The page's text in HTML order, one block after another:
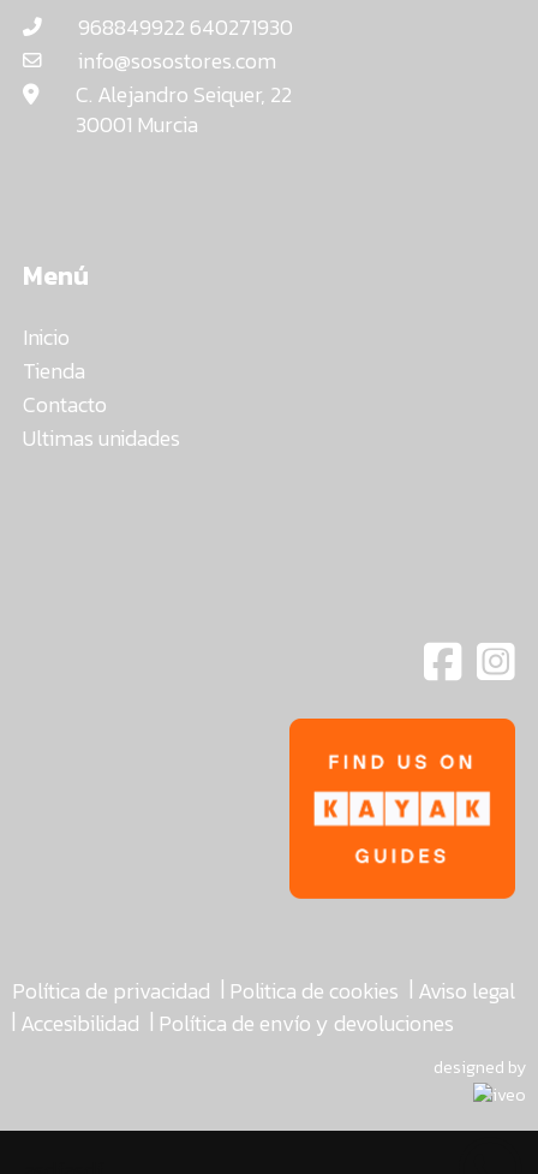
968849922 640271930
info@sosostores.com
C. Alejandro Seiquer, 22
30001 Murcia
Menú
Inicio
Tienda
Contacto
Ultimas unidades
Política de privacidad | Politica de cookies | Aviso legal
| Accesibilidad | Política de envío y devoluciones
designed by